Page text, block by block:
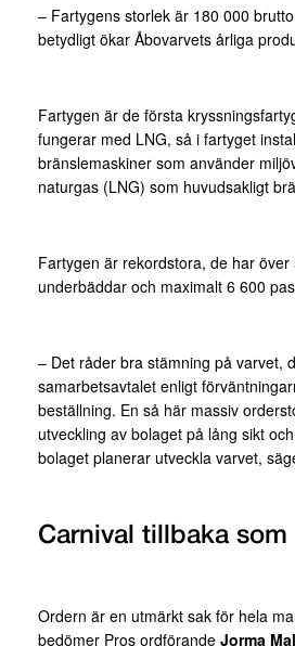
– Fartygens storlek är 180 000
betydligt ökar Åbovarvets årliga
Fartygen är de första
fungerar med LNG, så i fartyget
bränslemaskiner som använder
naturgas (LNG) som huvudsakligt
Fartygen är rekordstora, de har över
underbäddar och maximalt 6 600
– Det råder bra stämning på varvet,
samarbetsavtalet enligt
beställning. En så här massiv
utveckling av bolaget på lång sikt
bolaget planerar utveckla varvet,
Carnival tillbaka som
Ordern är en utmärkt sak för hela
bedömer Pros ordförande Jorma